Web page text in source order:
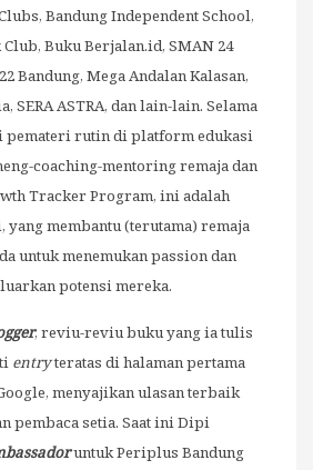
Bandung Independent School,
Buku Berjalan.id, SMAN 24
Bandung, Mega Andalan Kalasan,
SERA ASTRA, dan lain-lain. Selama
pemateri rutin di platform edukasi
coaching-mentoring remaja dan
Tracker Program, ini adalah
membantu (terutama) remaja
untuk menemukan passion dan
potensi mereka.
, reviu-reviu buku yang ia tulis
entryteratas di halaman pertama
menyajikan ulasan terbaik
pembaca setia. Saat ini Dipi
untuk Periplus Bandung